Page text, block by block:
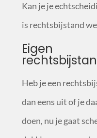
Kan je je
is rechtsbijstand
Eigen
Heb je een
dan eens uit of je
doen, nu je gaat